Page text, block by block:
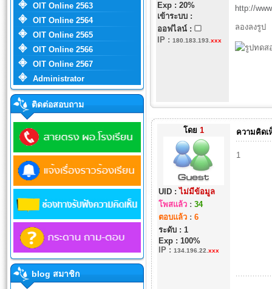
OIT Online 2563
OIT Online 2564
OIT Online 2565
OIT Online 2566
OIT Online 2567
Administrator
ติดต่อสอบถาม
blog สมาชิก
Exp : 20%
เข้าระบบ :
ออฟไลน์ :
IP : 180.183.193. xxx
http://
ลองลงรูป
โดย 1
UID :ไม่มีข้อมูล
โพสแล้ว: 34
ตอบแล้ว: 6
ระดับ : 1
Exp : 100%
IP: 134.196.22. xxx
ความคิด
1